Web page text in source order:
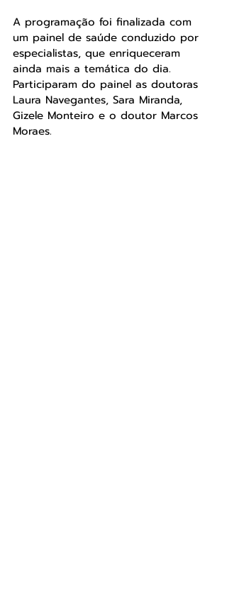
A programação foi finalizada com
um painel de saúde conduzido por
especialistas, que enriqueceram
ainda mais a temática do dia.
Participaram do painel as doutoras
Laura Navegantes, Sara Miranda,
Gizele Monteiro e o doutor Marcos
Moraes.